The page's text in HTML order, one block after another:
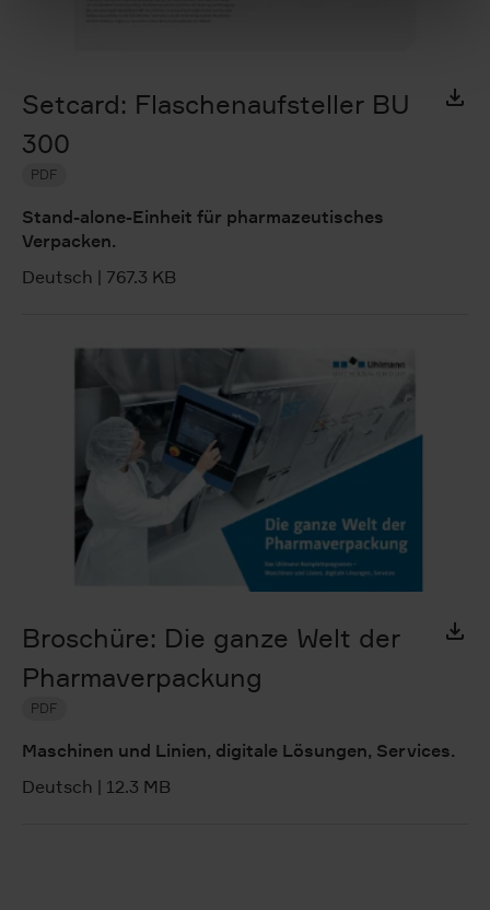
Setcard: Flaschenaufsteller BU
300
PDF
Stand-alone-Einheit für pharmazeutisches
Verpacken.
Deutsch | 767.3 KB
Broschüre: Die ganze Welt der
Pharmaverpackung
PDF
Maschinen und Linien, digitale Lösungen, Services.
Deutsch | 12.3 MB